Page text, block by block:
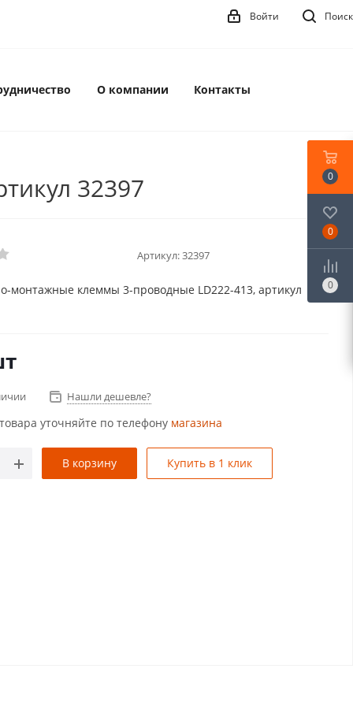
Поиск
Войти
О компании Контакты
32397
Артикул:32397
монтажные клеммы 3-проводные LD222-413, артикул
Нашли дешевле?
уточняйте по телефону магазина
В корзину Купить в 1 клик
0
0
0